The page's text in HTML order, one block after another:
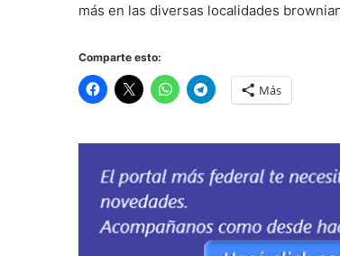
más en las diversas localidades
Comparte esto:
Más